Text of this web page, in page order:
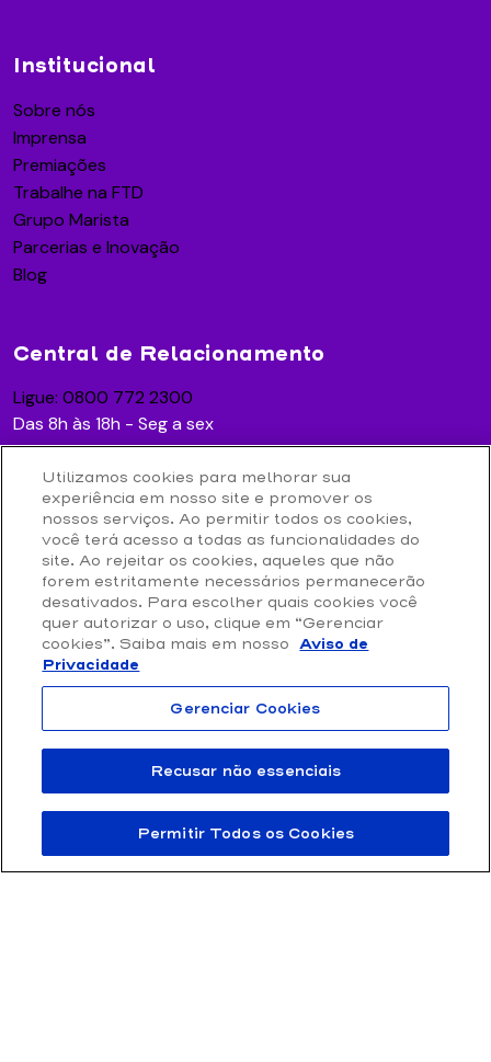
Institucional
Sobre nós
Imprensa
Premiações
Trabalhe na FTD
Grupo Marista
Parcerias e Inovação
Blog
Central de Relacionamento
Ligue: 0800 772 2300
Das 8h às 18h - Seg a sex
Acesse
Contato
Loja Online
Privacidade e Proteção de Dados
Termos de Uso
Utilizamos cookies para melhorar sua
experiência em nosso site e promover os
nossos serviços. Ao permitir todos os cookies,
você terá acesso a todas as funcionalidades do
site. Ao rejeitar os cookies, aqueles que não
forem estritamente necessários permanecerão
desativados. Para escolher quais cookies você
quer autorizar o uso, clique em “Gerenciar
cookies”. Saiba mais em nosso
Aviso de
Privacidade
Gerenciar Cookies
Recusar não essenciais
Permitir Todos os Cookies